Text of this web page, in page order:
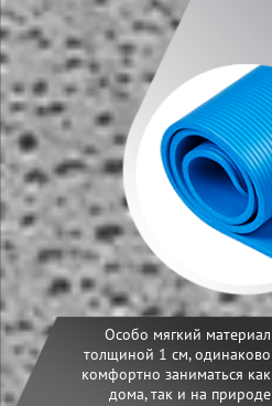
Особо мягкий материал
толщиной 1 см, одинаково
комфортно заниматься как
дома, так и на природе